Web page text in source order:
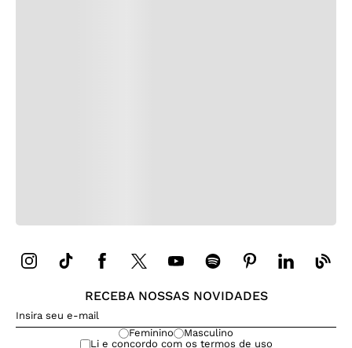
RECEBA NOSSAS NOVIDADES
Feminino
Masculino
Li e concordo com os termos de uso